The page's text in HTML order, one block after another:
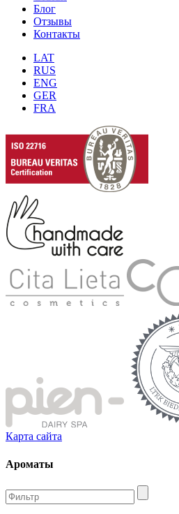
Блог
Отзывы
Контакты
LAT
RUS
ENG
GER
FRA
Карта сайта
Ароматы